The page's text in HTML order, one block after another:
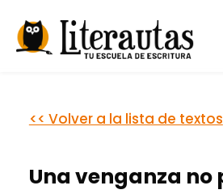
<< Volver a la lista de textos
Una venganza